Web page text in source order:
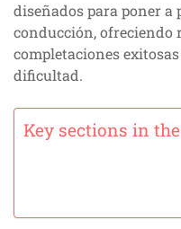
diseñados para poner a
conducción, ofreciendo
completaciones
dificultad.
Key sections in